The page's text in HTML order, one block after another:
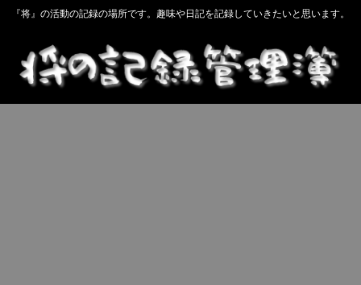
『将』の活動の記録の場所です。趣味や日記を記録していきたいと思います。